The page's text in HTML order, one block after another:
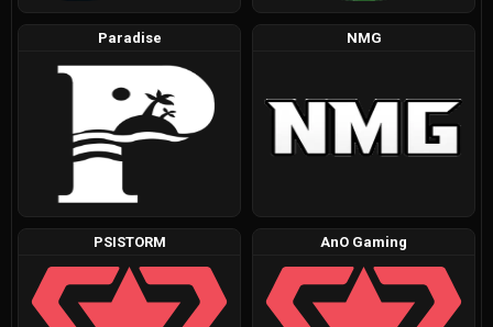
Paradise NMG
PSISTORM AnO Gaming